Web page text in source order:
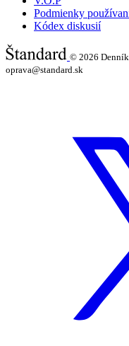
Podmienky
Kódex diskusií
© 2026
oprava@standard.sk